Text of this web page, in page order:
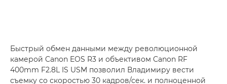
Быстрый обмен данными между революционной
камерой Canon EOS R3 и объективом Canon RF
400mm F2.8L IS USM позволил Владимиру вести
съемку со скоростью 30 кадров/сек. и полноценной